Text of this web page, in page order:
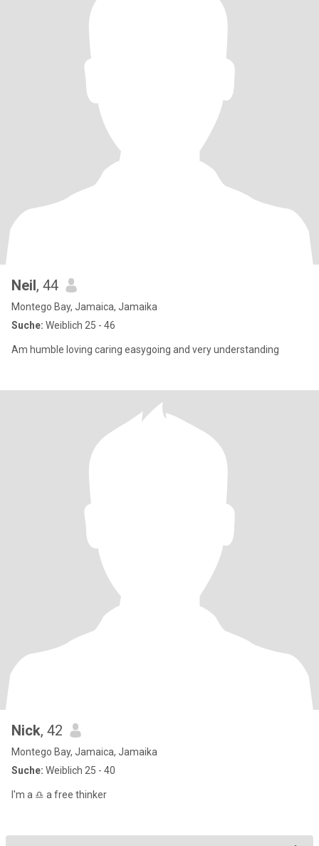
Neil, 44
Montego Bay, Jamaica, Jamaika
Suche: Weiblich 25 - 46
Am humble loving caring easygoing and very understanding
Nick, 42
Montego Bay, Jamaica, Jamaika
Suche: Weiblich 25 - 40
I'm a ♎ a free thinker